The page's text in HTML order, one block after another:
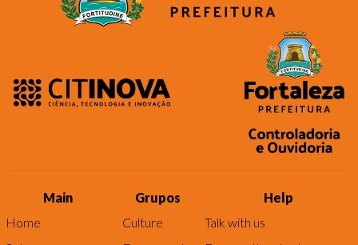
Main
Home
Grupos
Culture
Help
Talk with us